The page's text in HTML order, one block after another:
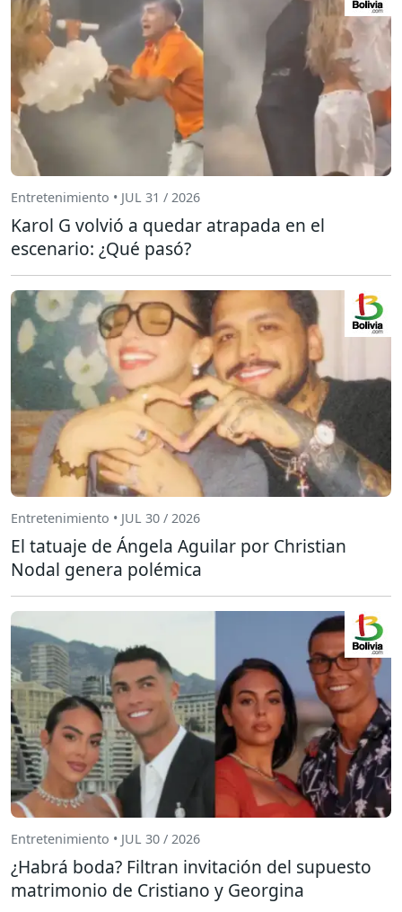
Entretenimiento • JUL 31 / 2026
Karol G volvió a quedar atrapada en el
escenario: ¿Qué pasó?
Entretenimiento • JUL 30 / 2026
El tatuaje de Ángela Aguilar por Christian
Nodal genera polémica
Entretenimiento • JUL 30 / 2026
¿Habrá boda? Filtran invitación del supuesto
matrimonio de Cristiano y Georgina